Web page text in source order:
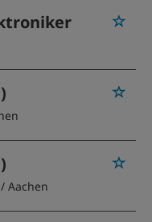
/ Aachen